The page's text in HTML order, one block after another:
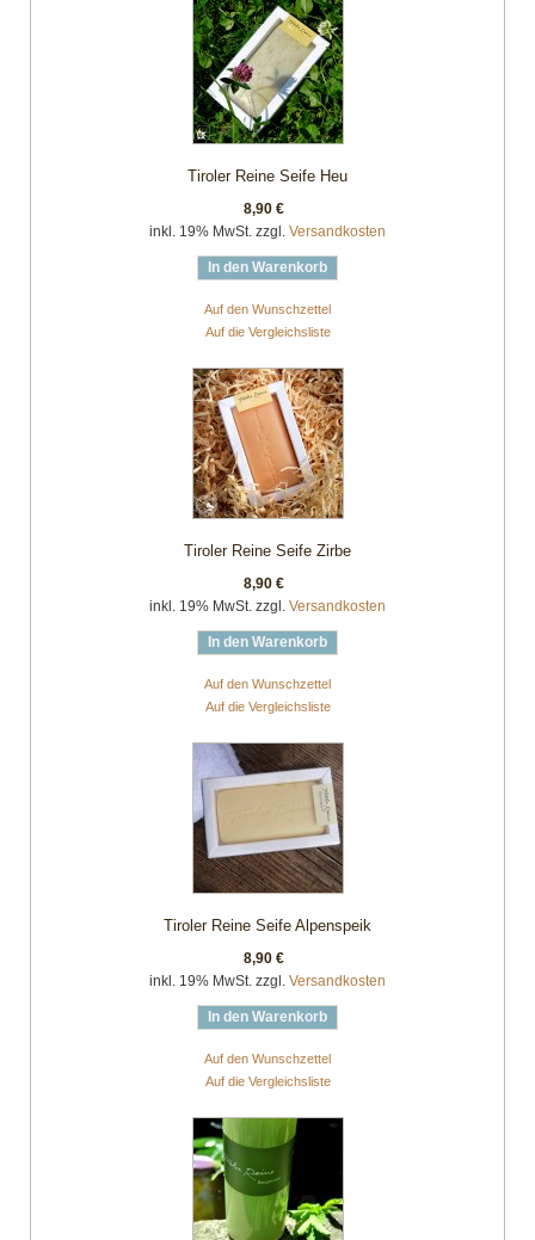
Tiroler Reine Seife Heu
8,90 €
inkl. 19% MwSt. zzgl. Versandkosten
In den Warenkorb
Auf den Wunschzettel
Auf die Vergleichsliste
Tiroler Reine Seife Zirbe
8,90 €
inkl. 19% MwSt. zzgl. Versandkosten
In den Warenkorb
Auf den Wunschzettel
Auf die Vergleichsliste
Tiroler Reine Seife Alpenspeik
8,90 €
inkl. 19% MwSt. zzgl. Versandkosten
In den Warenkorb
Auf den Wunschzettel
Auf die Vergleichsliste